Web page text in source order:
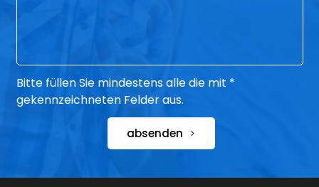
Bitte füllen Sie mindestens alle die mit *
gekennzeichneten Felder aus.
absenden